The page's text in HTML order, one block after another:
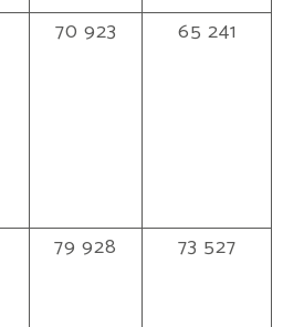
70 923 65 241
79 928 73 527